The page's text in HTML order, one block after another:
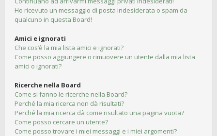
Ho ricevuto un messaggio di posta indesiderata o spam da
qualcuno in questa Board!
Amici e ignorati
Che cos’è la mia lista amici e ignorati?
Come posso aggiungere o rimuovere un utente dalla mia lista
amici o ignorati?
Ricerche nella Board
Come si fanno le ricerche nella Board?
Perché la mia ricerca non dà risultati?
Perché la mia ricerca dà come risultato una pagina vuota?
Come posso cercare un utente?
Come posso trovare i miei messaggi e i miei argomenti?